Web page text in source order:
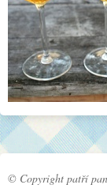
© Copyright patří